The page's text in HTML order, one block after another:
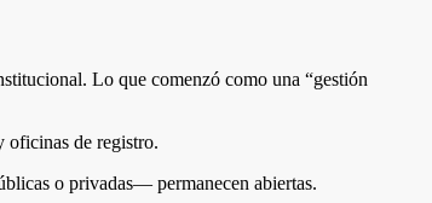
Lo que comenzó como una “gestión
oficinas de registro.
o privadas— permanecen abiertas.